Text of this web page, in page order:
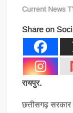
Current News
Share on
रायपुर.
छत्तीसगढ़